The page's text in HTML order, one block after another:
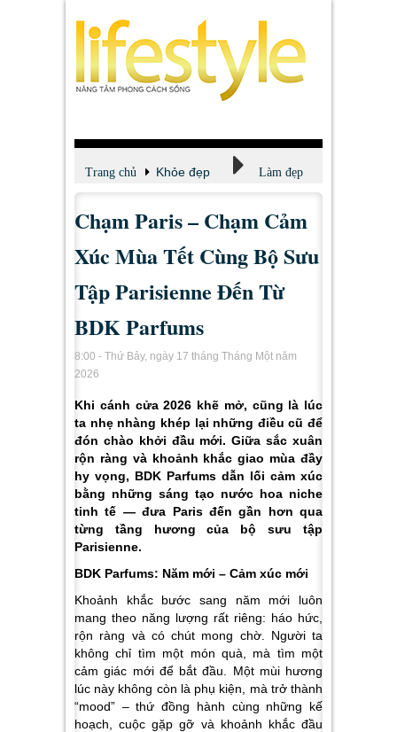
Trang chủ Khỏe đẹp Làm đẹp
Chạm Paris – Chạm Cảm
Xúc Mùa Tết Cùng Bộ Sưu
Tập Parisienne Đến Từ
BDK Parfums
8:00 - Thứ Bảy, ngày 17 tháng Tháng Một năm
2026
Khi cánh cửa 2026 khẽ mở, cũng là lúc
ta nhẹ nhàng khép lại những điều cũ để
đón chào khởi đầu mới. Giữa sắc xuân
rộn ràng và khoảnh khắc giao mùa đầy
hy vọng, BDK Parfums dẫn lối cảm xúc
bằng những sáng tạo nước hoa niche
tinh tế — đưa Paris đến gần hơn qua
từng tầng hương của bộ sưu tập
Parisienne.
BDK Parfums: Năm mới – Cảm xúc mới
Khoảnh khắc bước sang năm mới luôn
mang theo năng lượng rất riêng: háo hức,
rộn ràng và có chút mong chờ. Người ta
không chỉ tìm một món quà, mà tìm một
cảm giác mới để bắt đầu. Một mùi hương
lúc này không còn là phụ kiện, mà trở thành
“mood” – thứ đồng hành cùng những kế
hoạch, cuộc gặp gỡ và khoảnh khắc đầu